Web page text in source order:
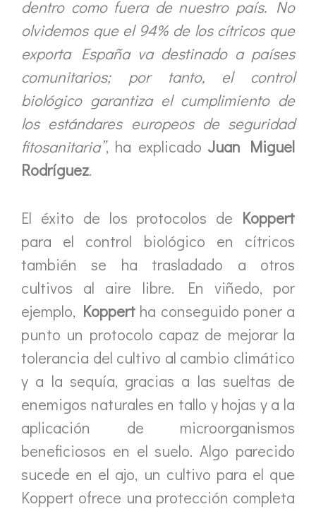
dentro como fuera de nuestro país. No
olvidemos que el 94% de los cítricos que
exporta España va destinado a países
comunitarios; por tanto, el control
biológico garantiza el cumplimiento de
los estándares europeos de seguridad
fitosanitaria”, ha explicado Juan Miguel
Rodríguez.
El éxito de los protocolos de Koppert
para el control biológico en cítricos
también se ha trasladado a otros
cultivos al aire libre. En viñedo, por
ejemplo, Koppert ha conseguido poner a
punto un protocolo capaz de mejorar la
tolerancia del cultivo al cambio climático
y a la sequía, gracias a las sueltas de
enemigos naturales en tallo y hojas y a la
aplicación de microorganismos
beneficiosos en el suelo. Algo parecido
sucede en el ajo, un cultivo para el que
Koppert ofrece una protección completa